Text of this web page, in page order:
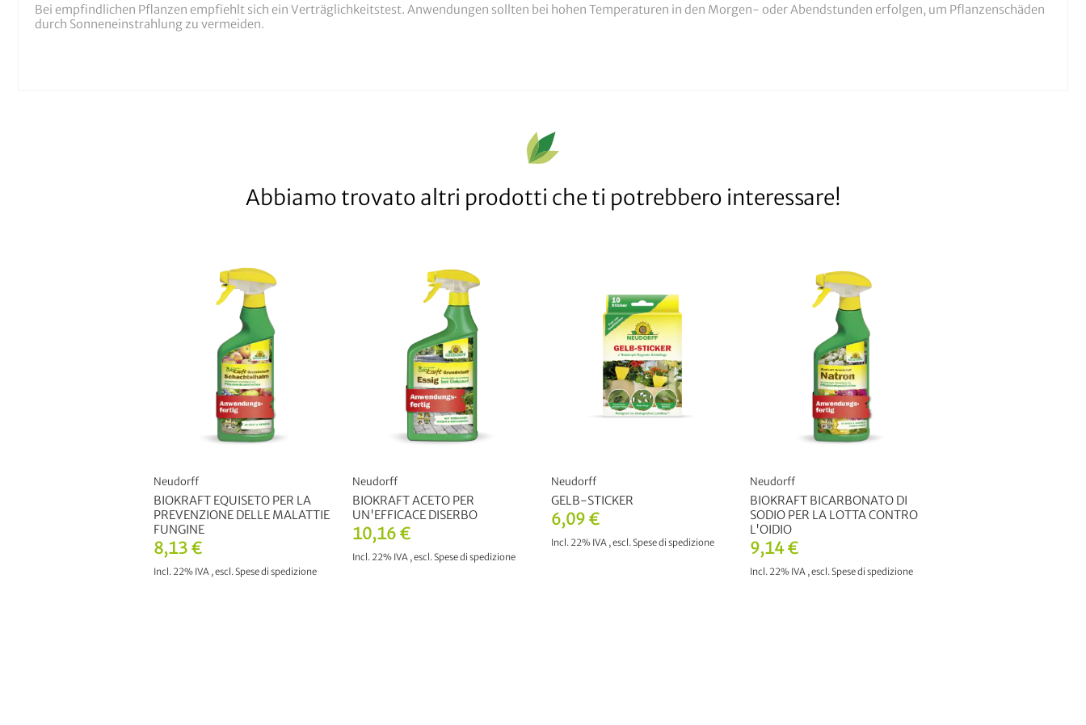
Bei empfindlichen Pflanzen empfiehlt sich ein Verträglichkeitstest. Anwendungen sollten bei hohen Temperaturen in den Morgen- oder Abendstunden erfolgen, um Pflanzenschäden
durch Sonneneinstrahlung zu vermeiden.
Abbiamo trovato altri prodotti che ti potrebbero interessare!
8,13 €
Incl. 22% IVA ,escl.Spese di spedizione
Neudorff
BIOKRAFT EQUISETO PER LA
PREVENZIONE DELLE MALATTIE
FUNGINE
10,16 €
Incl. 22% IVA ,escl.Spese di spedizione
Neudorff
BIOKRAFT ACETO PER
UN'EFFICACE DISERBO
6,09 €
Incl. 22% IVA ,escl.Spese di spedizione
Neudorff
GELB-STICKER
9,14 €
Incl. 22% IVA ,escl.Spese di spedizione
Neudorff
BIOKRAFT BICARBONATO DI
SODIO PER LA LOTTA CONTRO
L'OIDIO